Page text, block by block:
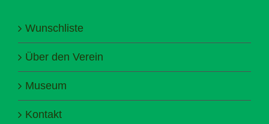
Wunschliste
Über den Verein
Museum
Kontakt